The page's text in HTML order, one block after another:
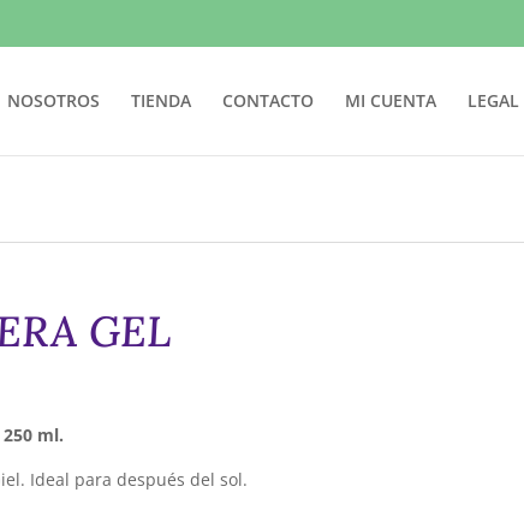
NOSOTROS TIENDA CONTACTO MI CUENTA LEGAL
GEL
250 ml.
Ideal para después del sol.